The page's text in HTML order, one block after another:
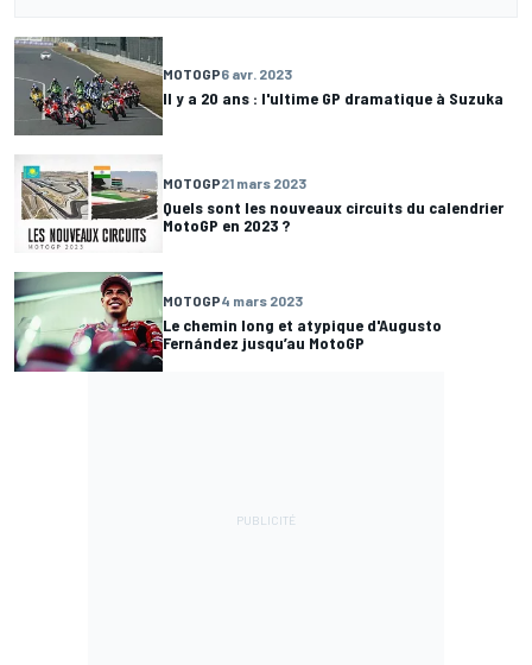
MOTOGP6 avr. 2023
Il y a 20 ans : l'ultime GP dramatique à Suzuka
MOTOGP21 mars 2023
Quels sont les nouveaux circuits du calendrier
MotoGP en 2023 ?
MOTOGP4 mars 2023
Le chemin long et atypique d'Augusto
Fernández jusqu’au MotoGP